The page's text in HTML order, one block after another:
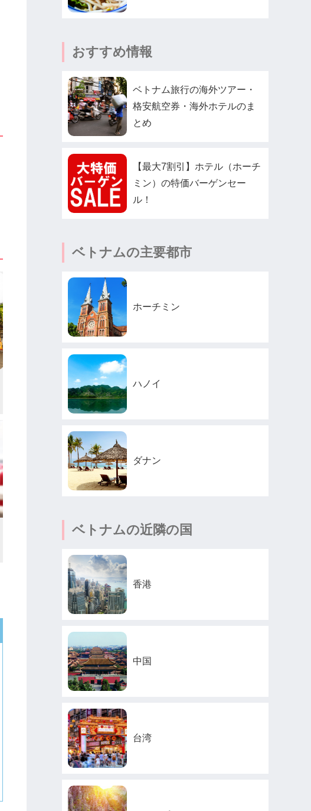
おすすめ情報
ベトナム旅行の海外ツアー・
格安航空券・海外ホテルのま
とめ
【最大7割引】ホテル（ホーチ
ミン）の特価バーゲンセー
ル！
ベトナムの主要都市
ホーチミン
ハノイ
ダナン
ベトナムの近隣の国
香港
中国
台湾